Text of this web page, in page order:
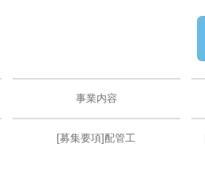
事業内容
[募集要項]配管工